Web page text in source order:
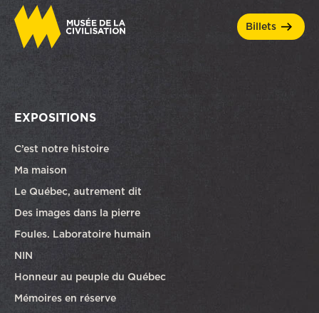
billets
EXPOSITIONS
C’est notre histoire
Ma maison
Le Québec, autrement dit
Des images dans la pierre
Foules. Laboratoire humain
NIN
Honneur au peuple du Québec
Mémoires en réserve